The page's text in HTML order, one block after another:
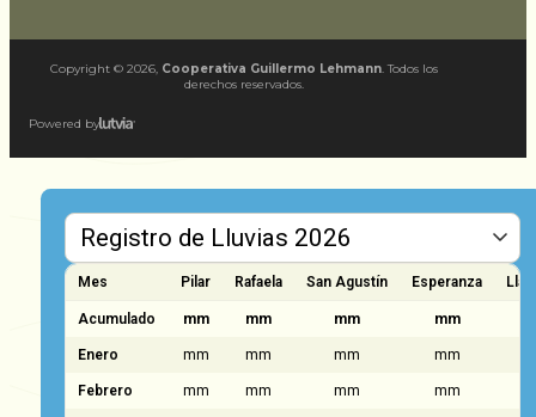
Copyright © 2026, Cooperativa Guillermo Lehmann. Todos los
derechos reservados.
Powered by
Mes Pilar Rafaela San Agustín Esperanza
Acumulado mm mm mm mm
Enero mm mm mm mm
Febrero mm mm mm mm